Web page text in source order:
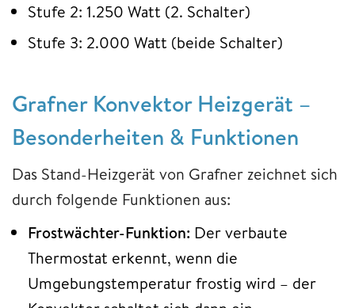
Stufe 2: 1.250 Watt (2. Schalter)
Stufe 3: 2.000 Watt (beide Schalter)
Grafner Konvektor Heizgerät –
Besonderheiten & Funktionen
Das Stand-Heizgerät von Grafner zeichnet sich
durch folgende Funktionen aus:
Frostwächter-Funktion: Der verbaute
Thermostat erkennt, wenn die
Umgebungstemperatur frostig wird – der